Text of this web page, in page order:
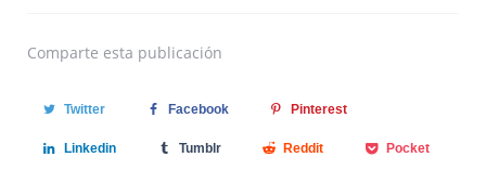
Comparte esta publicación
Twitter Facebook Pinterest
Linkedin Tumblr Reddit Pocket